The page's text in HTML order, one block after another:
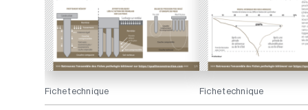
Fiche technique Fiche technique